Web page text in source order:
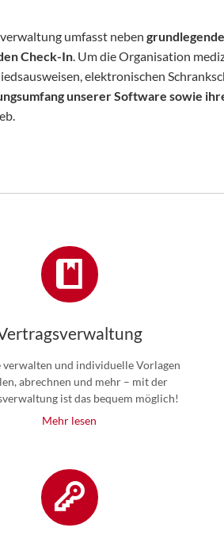
umfasst neben
Check-In. Um die Organisation
elektronischen
unserer Software sowie
verwalten und individuelle Vorlagen
abrechnen und mehr – mit der
ist das bequem möglich!
Mehr lesen